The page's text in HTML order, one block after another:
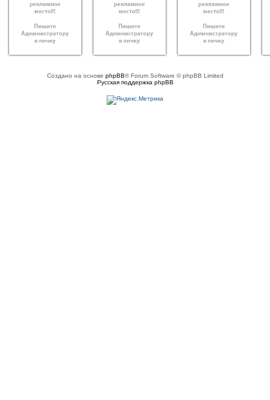
Создано на основе phpBB® Forum Software © phpBB Limited
Русская поддержка phpBB